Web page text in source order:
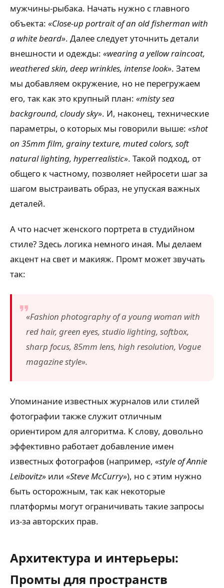
мужчины-рыбака. Начать нужно с главного
объекта: «Close-up portrait of an old fisherman with
a white beard». Далее следует уточнить детали
внешности и одежды: «wearing a yellow raincoat,
weathered skin, deep wrinkles, intense look». Затем
мы добавляем окружение, но не перегружаем
его, так как это крупный план: «misty sea
background, cloudy sky». И, наконец, технические
параметры, о которых мы говорили выше: «shot
on 35mm film, grainy texture, muted colors, soft
natural lighting, hyperrealistic». Такой подход, от
общего к частному, позволяет нейросети шаг за
шагом выстраивать образ, не упуская важных
деталей.
А что насчет женского портрета в студийном
стиле? Здесь логика немного иная. Мы делаем
акцент на свет и макияж. Промт может звучать
так:
«Fashion photography of a young woman with
red hair, green eyes, studio lighting, softbox,
sharp focus, 85mm lens, high resolution, Vogue
magazine style».
Упоминание известных журналов или стилей
фотографии также служит отличным
ориентиром для алгоритма. К слову, довольно
эффективно работает добавление имен
известных фотографов (например, «style of Annie
Leibovitz» или «Steve McCurry»), но с этим нужно
быть осторожным, так как некоторые
платформы могут ограничивать такие запросы
из-за авторских прав.
Архитектура и интерьеры:
Промты для пространств